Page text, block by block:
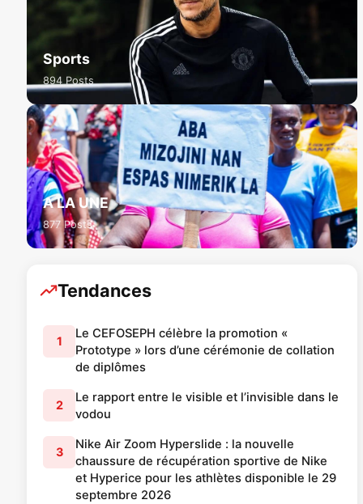
Sports
894 Posts
A LA UNE
877 Posts
Tendances
1
Le CEFOSEPH célèbre la promotion «
Prototype » lors d’une cérémonie de collation
de diplômes
2
Le rapport entre le visible et l’invisible dans le
vodou
3
Nike Air Zoom Hyperslide : la nouvelle
chaussure de récupération sportive de Nike
et Hyperice pour les athlètes disponible le 29
septembre 2026